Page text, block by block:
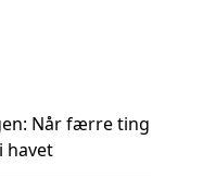
Når færre ting
havet